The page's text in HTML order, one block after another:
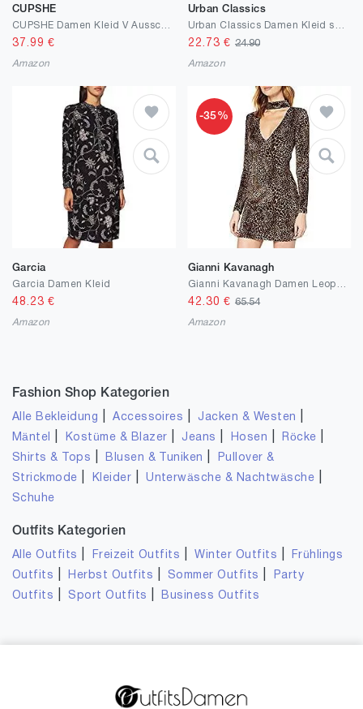
CUPSHE
37.99 €
Amazon
Urban Classics
22.73 € 24.90
Amazon
Garcia
Garcia Damen Kleid
48.23 €
Amazon
-35%
Gianni Kavanagh
42.30 € 65.54
Amazon
Fashion Shop Kategorien
Alle Bekleidung |Accessoires Jacken & Westen
Mäntel Kostüme & Blazer Jeans Hosen Röcke
Shirts & Tops Blusen & Tuniken
Pullover &
Strickmode
Kleider |Unterwäsche & Nachtwäsche
Schuhe
Outfits Kategorien
Alle Outfits Freizeit Outfits |Winter Outfits
Frühlings
Outfits
Herbst Outfits Sommer Outfits
Party
Outfits
Sport Outfits Business Outfits